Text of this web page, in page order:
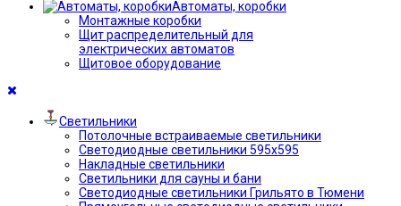
Автоматы, коробки
Монтажные коробки
Щит распределительный для
электрических автоматов
Щитовое оборудование
Светильники
Потолочные встраиваемые светильники
Светодиодные светильники 595х595
Накладные светильники
Светильники для сауны и бани
Светодиодные светильники Грильято в Тюмени